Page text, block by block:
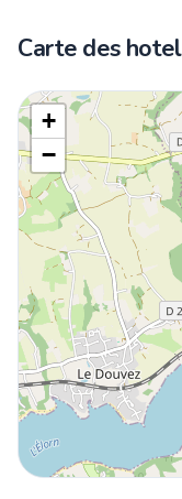
Carte des
+
−